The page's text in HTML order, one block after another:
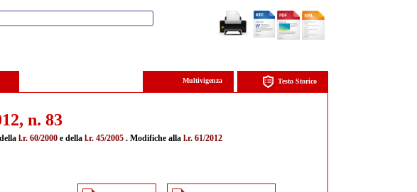
Testo Storico
Multivigenza
n. 83
l.r. 60/2000 e della l.r. 45/2005 . Modifiche alla l.r. 61/2012